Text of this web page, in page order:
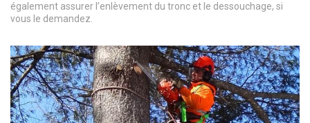
également assurer l’enlèvement du tronc et le dessouchage, si
vous le demandez.